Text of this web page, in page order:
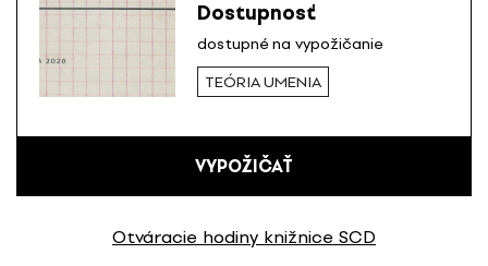
Dostupnosť
dostupné na vypožičanie
TEÓRIA UMENIA
VYPOŽIČAŤ
Otváracie hodiny knižnice SCD